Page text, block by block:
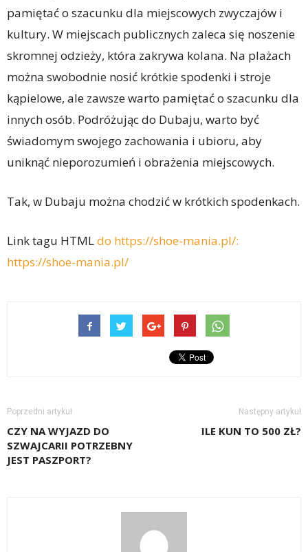
pamiętać o szacunku dla miejscowych zwyczajów i
kultury. W miejscach publicznych zaleca się noszenie
skromnej odzieży, która zakrywa kolana. Na plażach
można swobodnie nosić krótkie spodenki i stroje
kąpielowe, ale zawsze warto pamiętać o szacunku dla
innych osób. Podróżując do Dubaju, warto być
świadomym swojego zachowania i ubioru, aby
uniknąć nieporozumień i obrażenia miejscowych.
Tak, w Dubaju można chodzić w krótkich spodenkach.
Link tagu HTMLdo https://shoe-mania.pl/:
https://shoe-mania.pl/
Poprzedni artykuł
CZY NA WYJAZD DO
SZWAJCARII POTRZEBNY
JEST PASZPORT?
Następny artykuł
ILE KUN TO 500 ZŁ?